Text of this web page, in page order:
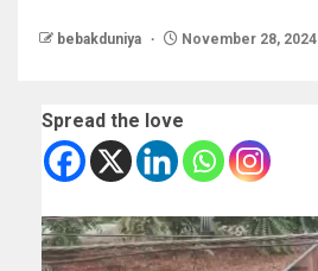
bebakduniya November 28, 2024
Spread the love